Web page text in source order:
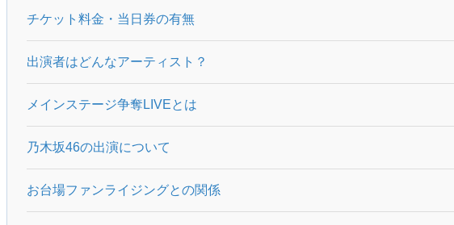
チケット料金・当日券の有無
出演者はどんなアーティスト？
メインステージ争奪LIVEとは
乃木坂46の出演について
お台場ファンライジングとの関係